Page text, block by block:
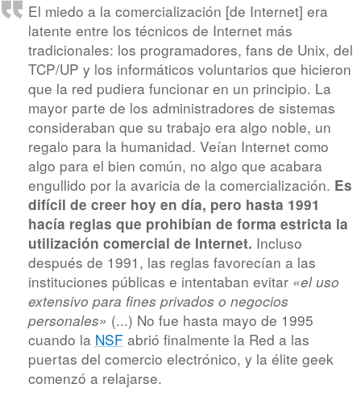
El miedo a la comercialización [de Internet] era
latente entre los técnicos de Internet más
tradicionales: los programadores, fans de Unix, del
TCP/UP y los informáticos voluntarios que hicieron
que la red pudiera funcionar en un principio. La
mayor parte de los administradores de sistemas
consideraban que su trabajo era algo noble, un
regalo para la humanidad. Veían Internet como
algo para el bien común, no algo que acabara
engullido por la avaricia de la comercialización. Es
difícil de creer hoy en día, pero hasta 1991
hacía reglas que prohibían de forma estricta la
utilización comercial de Internet. Incluso
después de 1991, las reglas favorecían a las
instituciones públicas e intentaban evitar «el uso
extensivo para fines privados o negocios
personales» (...) No fue hasta mayo de 1995
cuando la NSF abrió finalmente la Red a las
puertas del comercio electrónico, y la élite geek
comenzó a relajarse.